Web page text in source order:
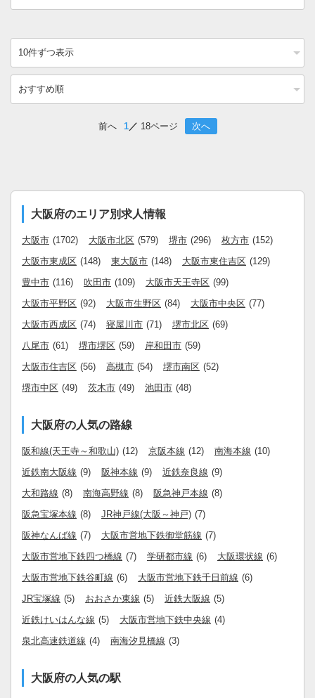
前へ 1 18ページ 次へ
大阪府のエリア別求人情報
大阪市 (1702) 大阪市北区 (579) 堺市 (296) 枚方市 (152)
大阪市東成区 (148) 東大阪市 (148) 大阪市東住吉区 (129)
豊中市 (116) 吹田市 (109) 大阪市天王寺区 (99)
大阪市平野区 (92) 大阪市生野区 (84) 大阪市中央区 (77)
大阪市西成区 (74) 寝屋川市 (71) 堺市北区 (69)
八尾市 (61) 堺市堺区 (59) 岸和田市 (59)
大阪市住吉区 (56) 高槻市 (54) 堺市南区 (52)
堺市中区 (49) 茨木市 (49) 池田市 (48)
大阪府の人気の路線
阪和線(天王寺～和歌山) (12) 京阪本線 (12) 南海本線 (10)
近鉄南大阪線 (9) 阪神本線 (9) 近鉄奈良線 (9)
大和路線 (8) 南海高野線 (8) 阪急神戸本線 (8)
阪急宝塚本線 (8) JR神戸線(大阪～神戸) (7)
阪神なんば線 (7) 大阪市営地下鉄御堂筋線 (7)
大阪市営地下鉄四つ橋線 (7) 学研都市線 (6) 大阪環状線 (6)
大阪市営地下鉄谷町線 (6) 大阪市営地下鉄千日前線 (6)
JR宝塚線 (5) おおさか東線 (5) 近鉄大阪線 (5)
近鉄けいはんな線 (5) 大阪市営地下鉄中央線 (4)
泉北高速鉄道線 (4) 南海汐見橋線 (3)
大阪府の人気の駅